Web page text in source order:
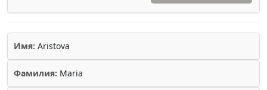
Имя: Aristova
Фамилия: Maria